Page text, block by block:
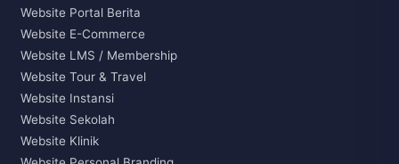
Website Portal Berita
Website E-Commerce
Website LMS / Membership
Website Tour & Travel
Website Instansi
Website Sekolah
Website Klinik